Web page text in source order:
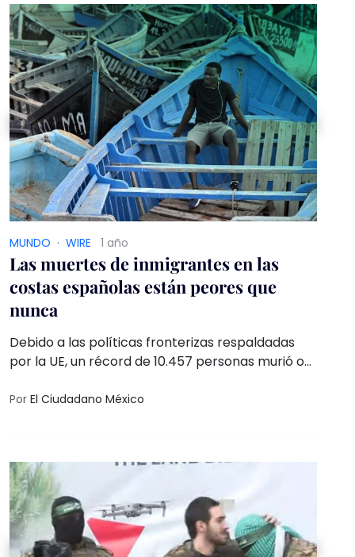
MUNDO · WIRE 1 año
Las muertes de inmigrantes en las
costas españolas están peores que
nunca
Debido a las políticas fronterizas respaldadas
por la UE, un récord de 10.457 personas murió o
en 2024
Por El Ciudadano México